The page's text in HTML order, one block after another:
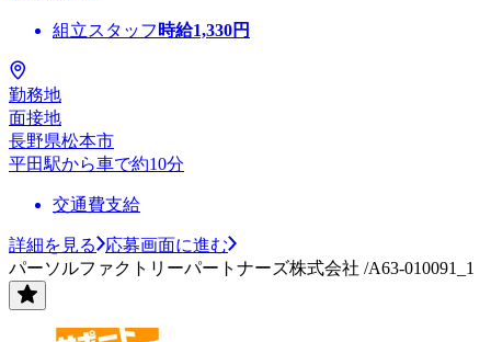
組立スタッフ 時給1,330円
勤務地
面接地
長野県松本市
平田駅から車で約10分
交通費支給
詳細を見る
応募画面に進む
パーソルファクトリーパートナーズ株式会社 /A63-010091_1